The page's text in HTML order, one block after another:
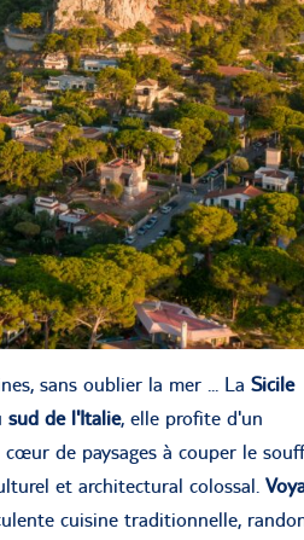
sans oublier la mer ... La Sicile
sud de l'Italie, elle profite d'un
de paysages à couper le
et architectural colossal.
cuisine traditionnelle,